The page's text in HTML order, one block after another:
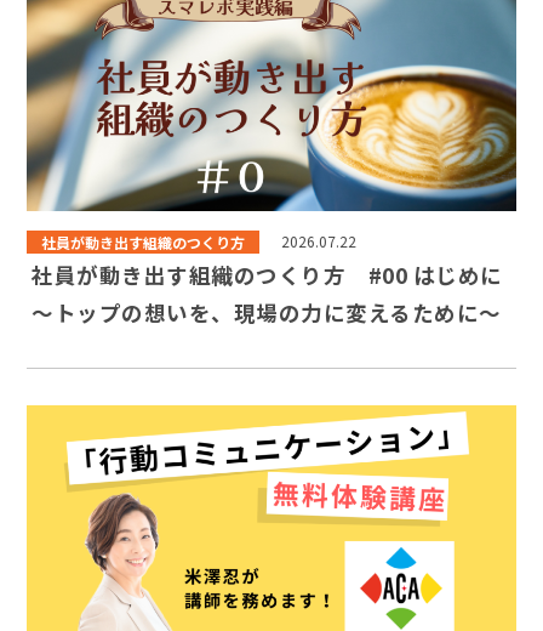
社員が動き出す組織のつくり方 2026.07.22
社員が動き出す組織のつくり方 #00 はじめに
〜トップの想いを、現場の力に変えるために〜